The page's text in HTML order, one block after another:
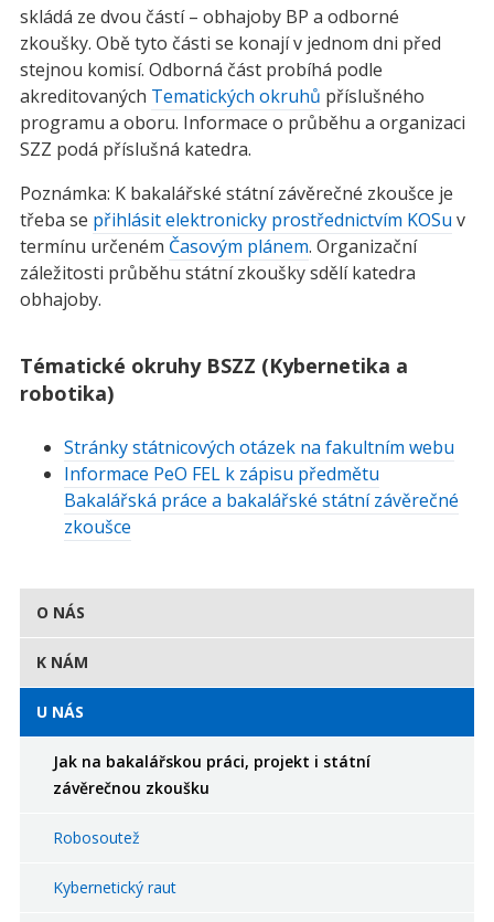
skládá ze dvou částí – obhajoby BP a odborné
zkoušky. Obě tyto části se konají v jednom dni před
stejnou komisí. Odborná část probíhá podle
akreditovaných Tematických okruhů příslušného
programu a oboru. Informace o průběhu a organizaci
SZZ podá příslušná katedra.
Poznámka: K bakalářské státní závěrečné zkoušce je
třeba se přihlásit elektronicky prostřednictvím KOSu v
termínu určeném Časovým plánem. Organizační
záležitosti průběhu státní zkoušky sdělí katedra
obhajoby.
Tématické okruhy BSZZ (Kybernetika a
robotika)
Stránky státnicových otázek na fakultním webu
Informace PeO FEL k zápisu předmětu
Bakalářská práce a bakalářské státní závěrečné
zkoušce
O NÁS
K NÁM
U NÁS
Jak na bakalářskou práci, projekt i státní
závěrečnou zkoušku
Robosoutež
Kybernetický raut